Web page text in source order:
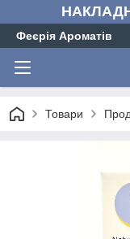
Феєрія Ароматів
Товари